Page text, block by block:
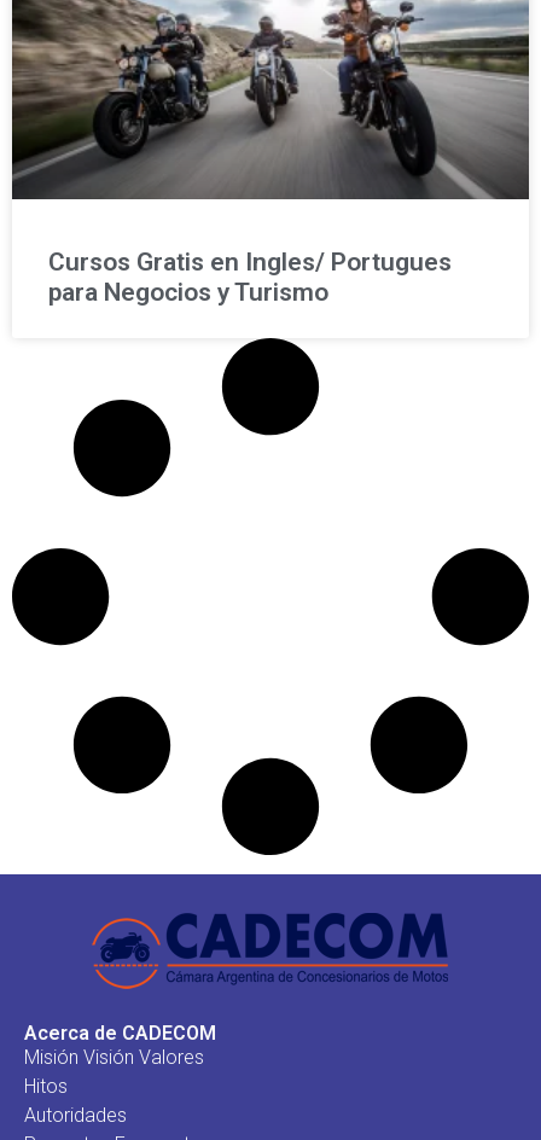
Cursos Gratis en Ingles/ Portugues
para Negocios y Turismo
Acerca de CADECOM
Misión Visión Valores
Hitos
Autoridades